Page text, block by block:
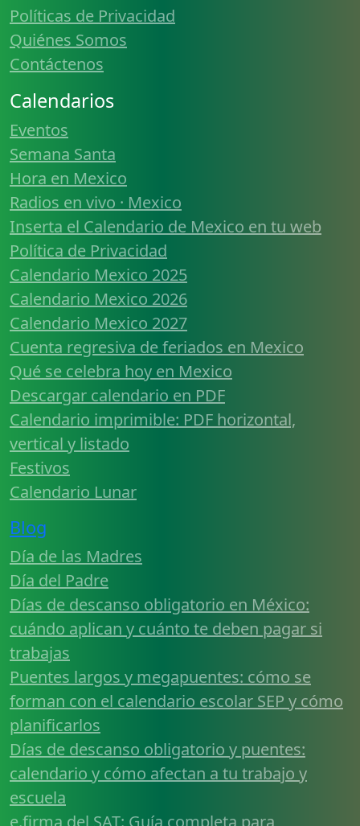
Políticas de Privacidad
Quiénes Somos
Contáctenos
Calendarios
Eventos
Semana Santa
Hora en Mexico
Radios en vivo · Mexico
Inserta el Calendario de Mexico en tu web
Política de Privacidad
Calendario Mexico 2025
Calendario Mexico 2026
Calendario Mexico 2027
Cuenta regresiva de feriados en Mexico
Qué se celebra hoy en Mexico
Descargar calendario en PDF
Calendario imprimible: PDF horizontal,
vertical y listado
Festivos
Calendario Lunar
Blog
Día de las Madres
Día del Padre
Días de descanso obligatorio en México:
cuándo aplican y cuánto te deben pagar si
trabajas
Puentes largos y megapuentes: cómo se
forman con el calendario escolar SEP y cómo
planificarlos
Días de descanso obligatorio y puentes:
calendario y cómo afectan a tu trabajo y
escuela